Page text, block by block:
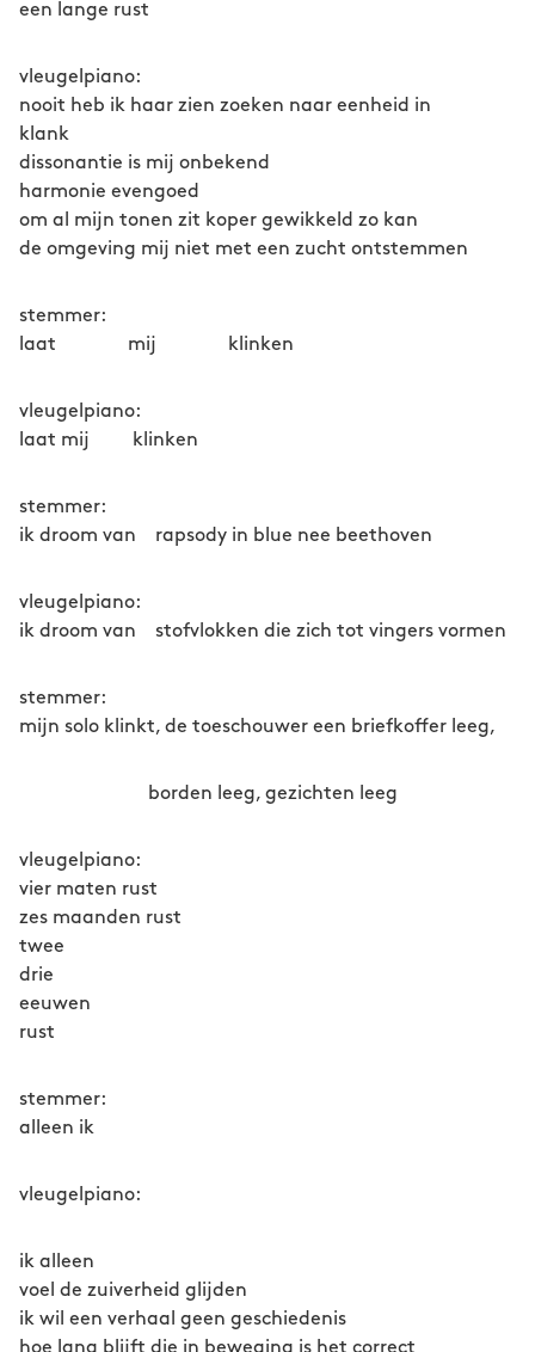
een lange rust
vleugelpiano:
nooit heb ik haar zien zoeken naar eenheid in
klank
dissonantie is mij onbekend
harmonie evengoed
om al mijn tonen zit koper gewikkeld zo kan
de omgeving mij niet met een zucht ontstemmen
stemmer:
laat mij klinken
vleugelpiano:
laat mij klinken
stemmer:
ik droom van rapsody in blue nee beethoven
vleugelpiano:
ik droom van stofvlokken die zich tot vingers vormen
stemmer:
mijn solo klinkt, de toeschouwer een briefkoffer leeg,
borden leeg, gezichten leeg
vleugelpiano:
vier maten rust
zes maanden rust
twee
drie
eeuwen
rust
stemmer:
alleen ik
vleugelpiano:
ik alleen
voel de zuiverheid glijden
ik wil een verhaal geen geschiedenis
hoe lang blijft die in beweging is het correct